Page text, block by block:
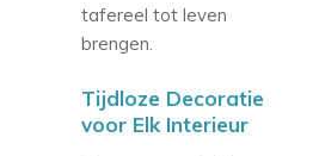
tafereel tot leven
brengen.
Tijdloze Decoratie
voor Elk Interieur